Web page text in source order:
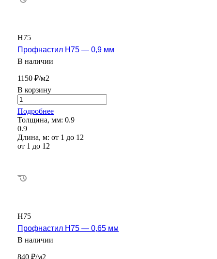
Н75
Профнастил Н75 — 0,9 мм
В наличии
1150 ₽/м2
В корзину
Подробнее
Толщина, мм: 0.9
0.9
Длина, м: от 1 до 12
от 1 до 12
Н75
Профнастил Н75 — 0,65 мм
В наличии
840 ₽/м2